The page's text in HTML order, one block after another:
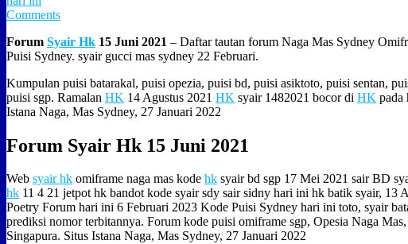
Comments
Forum Syair Hk 15 Juni 2021 – Daftar tautan forum Naga Mas Sydney
Puisi Sydney. syair gucci mas sydney 22 Februari.
Kumpulan puisi batarakal, puisi opezia, puisi bd, puisi asiktoto, puisi sentan,
puisi sgp. Ramalan HK 14 Agustus 2021 HK syair 1482021 bocor di HK pada
Istana Naga, Mas Sydney, 27 Januari 2022
Forum Syair Hk 15 Juni 2021
Web syair hk omiframe naga mas kode hk syair bd sgp 17 Mei 2021 sair BD
hk 11 4 21 jetpot hk bandot kode syair sdy sair sidny hari ini hk batik syair, 13
Poetry Forum hari ini 6 Februari 2023 Kode Puisi Sydney hari ini toto, syair
prediksi nomor terbitannya. Forum kode puisi omiframe sgp, Opesia Naga
Singapura. Situs Istana Naga, Mas Sydney, 27 Januari 2022